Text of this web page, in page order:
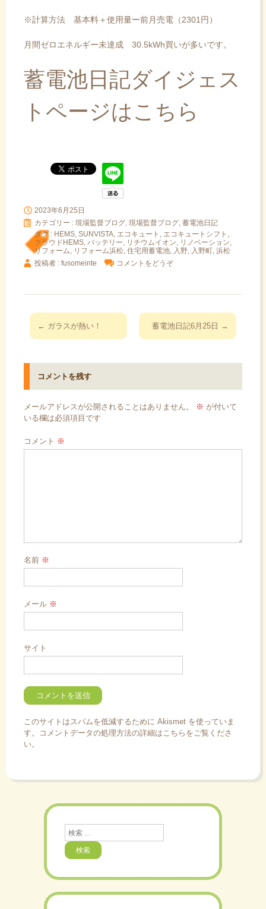
※計算方法 基本料＋使用量ー前月売電（2301円）
月間ゼロエネルギー未達成 30.5kWh買いが多いです。
蓄電池日記ダイジェス
トページはこちら
2023年6月25日
カテゴリー : 現場監督ブログ, 現場監督ブログ, 蓄電池日記
タグ : HEMS, SUNVISTA, エコキュート , エコキュートシフト ,
クラウドHEMS, バッテリー, リチウムイオン, リノベーション,
リフォーム, リフォーム浜松, 住宅用蓄電池, 入野, 入野町, 浜松
投稿者 : fusomeinte
コメントをどうぞ
投
稿
ビ
ゲ
シ
ン
← ガラスが熱い！ 蓄電池日記6月25日 →
コメントを残す
メールアドレスが公開されることはありません。 ※ が付いて
いる欄は必須項目です
コメント ※
名前 ※
メール ※
サイト
このサイトはスパムを低減するために Akismet を使っていま
す。
コメントデータの処理方法の詳細はこちらをご覧くださ
い。
検
索